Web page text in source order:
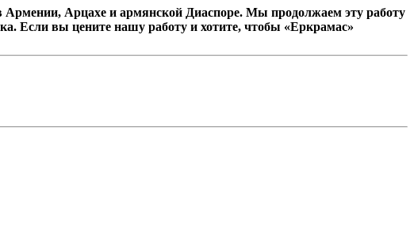
Арцахе и армянской Диаспоре. Мы продолжаем эту работу
Если вы цените нашу работу и хотите, чтобы «Еркрамас»